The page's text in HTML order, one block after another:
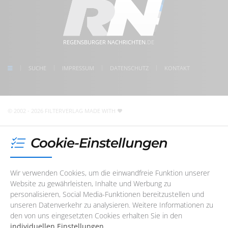
im Herzen der Regensburger Altstadt
5 Min. Gehweg zum Bahnhof Regensburg
kostenlose Parkplätze direkt vor der Tür
www.regensburger-nachrichten.de
meet us on facebook
follow us on Instagram
08:30 - 17:00 Uhr
08:30 - 17:00 Uhr
08:30 - 17:00 Uhr
08:30 - 17:00 Uhr
REGENSBURGER NACHRICHTEN.DE
SUCHE IMPRESSUM DATENSCHUTZ KONTAKT
© 2002 - 2026 FILTERVERLAG MADE WITH
Cookie-Einstellungen
Wir verwenden Cookies, um die einwandfreie Funktion unserer
Website zu gewährleisten, Inhalte und Werbung zu
personalisieren, Social Media-Funktionen bereitzustellen und
unseren Datenverkehr zu analysieren. Weitere Informationen zu
den von uns eingesetzten Cookies erhalten Sie in den